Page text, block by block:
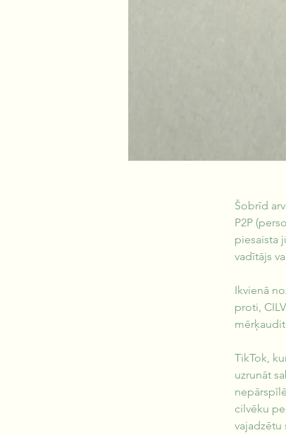
Šobrīd
P2P
piesaista
vadītājs
Ikvienā
proti,
TikTok,
uzrunāt
cilvēku
vajadzētu